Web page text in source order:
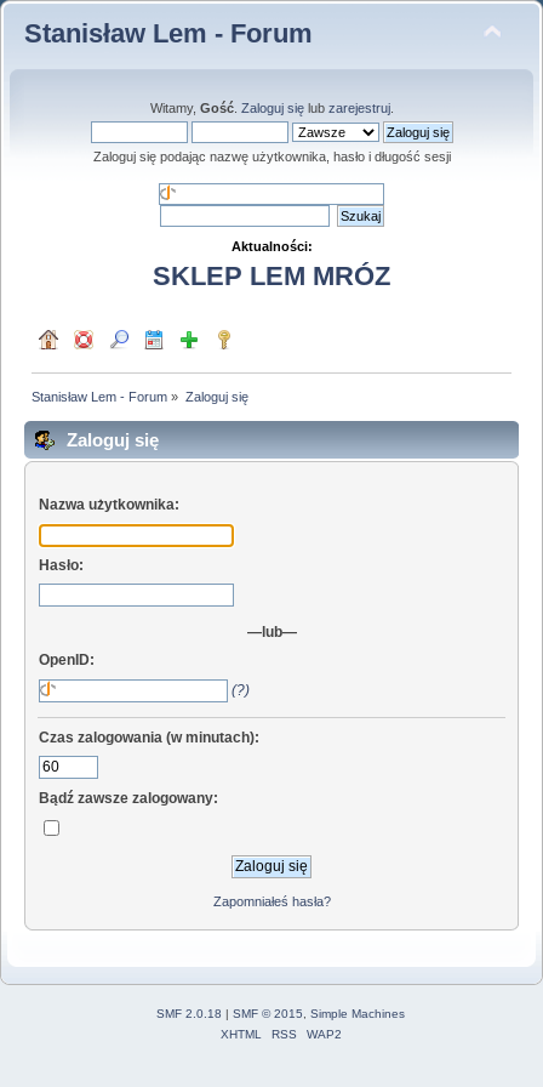
Stanisław Lem - Forum
Witamy, Gość. Zaloguj sięlub zarejestruj.
Zaloguj się podając nazwę użytkownika, hasło i długość sesji
Aktualności:
SKLEP LEM MRÓZ
Stanisław Lem - Forum » Zaloguj się
Zaloguj się
Nazwa użytkownika:
Hasło:
—lub—
OpenID:
(?)
Czas zalogowania (w minutach):
Bądź zawsze zalogowany:
Zapomniałeś hasła?
SMF 2.0.18 SMF © 2015, Simple Machines
XHTML
RSS WAP2